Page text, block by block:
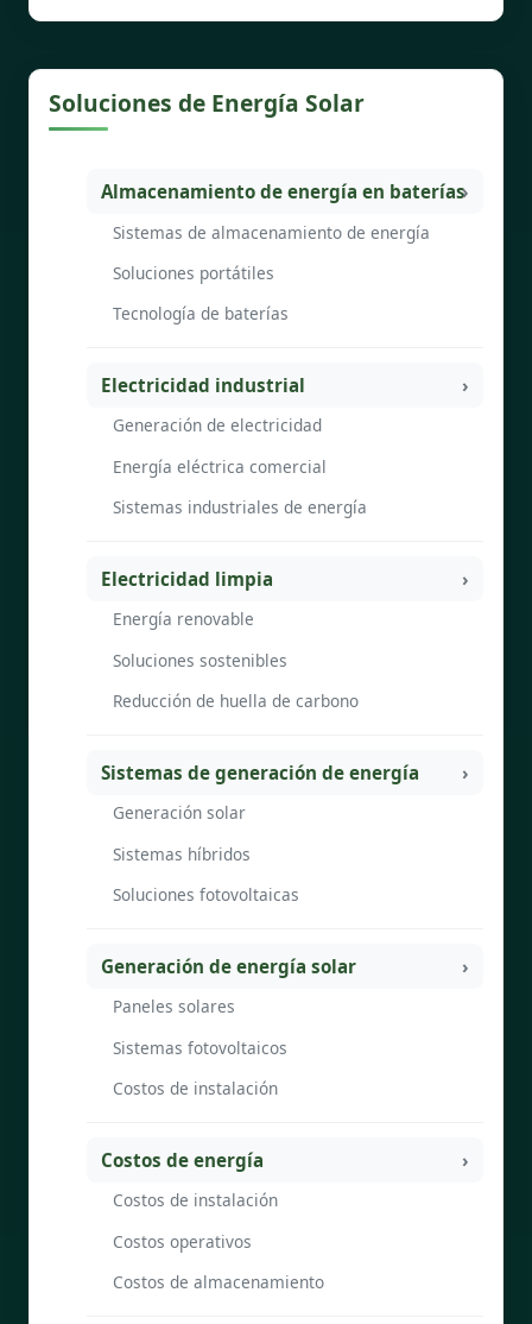
Soluciones de Energía Solar
Almacenamiento de energía en baterías
Sistemas de almacenamiento de energía
Soluciones portátiles
Tecnología de baterías
Electricidad industrial
Generación de electricidad
Energía eléctrica comercial
Sistemas industriales de energía
Electricidad limpia
Energía renovable
Soluciones sostenibles
Reducción de huella de carbono
Sistemas de generación de energía
Generación solar
Sistemas híbridos
Soluciones fotovoltaicas
Generación de energía solar
Paneles solares
Sistemas fotovoltaicos
Costos de instalación
Costos de energía
Costos de instalación
Costos operativos
Costos de almacenamiento